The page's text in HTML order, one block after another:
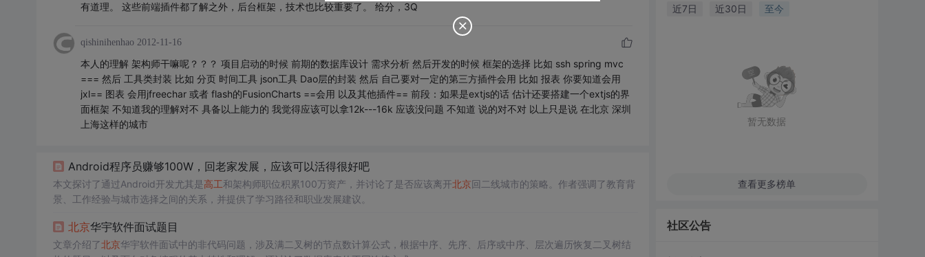
有道理。 这些前端插件都了解之外，后台框架，技术也比较重要了。 给分，3Q
qishinihenhao 2012-11-16
本人的理解 架构师干嘛呢？？？ 项目启动的时候 前期的数据库设计 需求分析 然后开发的时候 框架的选择 比如 ssh spring mvc
=== 然后 工具类封装 比如 分页 时间工具 json工具 Dao层的封装 然后 自己要对一定的第三方插件会用 比如 报表 你要知道会用
jxl== 图表 会用jfreechar 或者 flash的FusionCharts ==会用 以及其他插件== 前段：如果是extjs的话 估计还要搭建一个extjs的界
面框架 不知道我的理解对不 具备以上能力的 我觉得应该可以拿12k---16k 应该没问题 不知道 说的对不对 以上只是说 在北京 深圳
上海这样的城市
Android程序员赚够100W，回老家发展，应该可以活得很好吧
本文探讨了通过Android开发尤其是高工和架构师职位积累100万资产，并讨论了是否应该离开北京回二线城市的策略。作者强调了教育背
景、工作经验与城市选择之间的关系，并提供了学习路径和职业发展建议。
北京华宇软件面试题目
文章介绍了北京华宇软件面试中的非代码问题，涉及满二叉树的节点数计算公式，根据中序、先序、后序或中序、层次遍历恢复二叉树结
近7日 近30日 至今
暂无数据
查看更多榜单
社区公告